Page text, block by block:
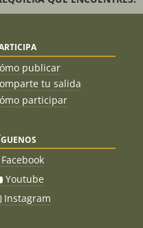
publicar
tu salida
participar
Facebook
Youtube
Instagram